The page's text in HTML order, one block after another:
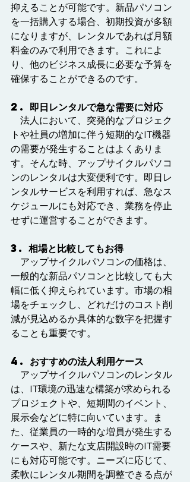
抑えることが可能です。新品パソコン
を一括購入する場合、初期投資が多額
になりますが、レンタルであれば月額
料金のみで利用できます。これによ
り、他のビジネス成長に必要な予算を
確保することができるのです。
2. 即日レンタルで急な需要に対応
法人において、突発的なプロジェク
トや社員の増加に伴う短期的なIT機器
の需要が発生することはよくありま
す。そんな時、アップサイクルパソコ
ンのレンタルは大変便利です。即日レ
ンタルサービスを利用すれば、急なス
ケジュールにも対応でき、業務を停止
せずに運営することができます。
3. 相場と比較してもお得
アップサイクルパソコンの価格は、
一般的な新品パソコンと比較しても大
幅に低く抑えられています。市場の相
場をチェックし、どれだけのコスト削
減が見込めるか具体的な数字を把握す
ることも重要です。
4. おすすめの法人利用ケース
アップサイクルパソコンのレンタル
は、IT環境の迅速な構築が求められる
プロジェクトや、短期間のイベント、
展示会などに特に向いています。ま
た、従業員の一時的な増員が発生する
ケースや、新たな支店開設時のIT需要
にも対応可能です。ニーズに応じて、
柔軟にレンタル期間を調整できる点が